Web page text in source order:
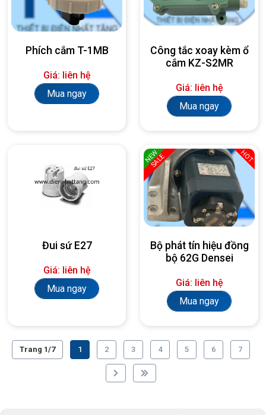
Phích cắm T-1MB
Giá: liên hệ
Mua ngay
Công tắc xoay kèm ổ
cắm KZ-S2MR
Giá: liên hệ
Mua ngay
Đui sứ E27
Giá: liên hệ
Mua ngay
NEW HOT
SALE
Bộ phát tín hiệu đồng
bộ 62G Densei
Giá: liên hệ
Mua ngay
Trang 1/7 1 2 3 4 5 6 7